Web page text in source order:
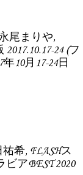
尾まりや,
24 (フ
10月17-24日
祐希, FLASHス
アBEST 2020